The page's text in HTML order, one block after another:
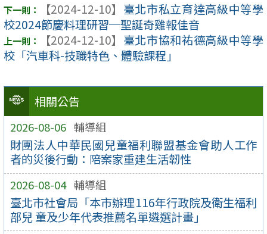
相關公告
2026-08-06 輔導組
財團法人中華民國兒童福利聯盟基金會助人⼯作
者的災後行動：陪案家重建生活韌性
2026-08-04 輔導組
臺北市社會局「本市辦理116年行政院及衛生福利
部兒 童及少年代表推薦名單遴選計畫」
【2024-12-10】 臺北市私立育達高級中等學
校2024節慶料理研習─聖誕奇雞報佳音
【2024-12-10】 臺北市協和祐德高級中等學
校「汽車科-技職特色、體驗課程」